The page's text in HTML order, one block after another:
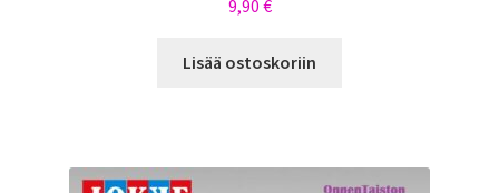
9,90 €
Lisää ostoskoriin